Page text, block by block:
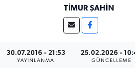
TIMUR ŞAHIN
30.07.2016 - 21:53
YAYINLANMA
25.02.2026 -
GÜNCELLEME
Son Dakika Haberleri
Haber Arşivi